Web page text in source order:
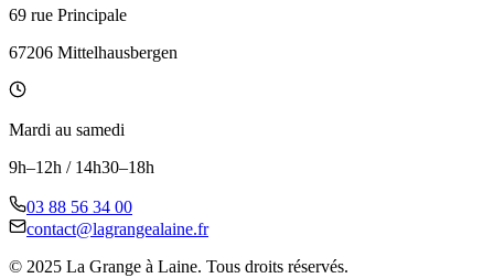
69 rue Principale
67206 Mittelhausbergen
Mardi au samedi
9h–12h / 14h30–18h
03 88 56 34 00
contact@lagrangealaine.fr
© 2025 La Grange à Laine. Tous droits réservés.